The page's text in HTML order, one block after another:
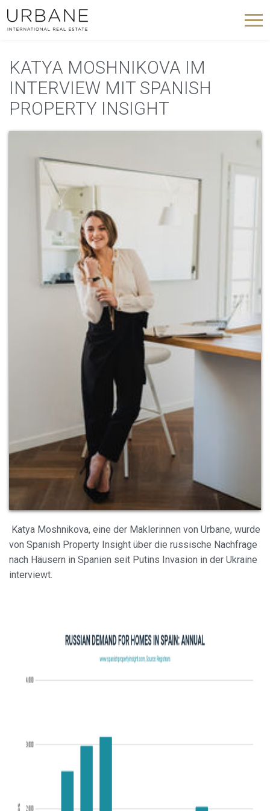
KATYA MOSHNIKOVA IM
INTERVIEW MIT SPANISH
PROPERTY INSIGHT
Katya Moshnikova, eine der Maklerinnen von Urbane, wurde
von Spanish Property Insight über die russische Nachfrage
nach Häusern in Spanien seit Putins Invasion in der Ukraine
interviewt.
Technik und Funktional
verbessern. Wenn Sie weiter surfen, akzeptieren Sie deren
dass er auf seiner Festplatte installiert wird, obwohl er